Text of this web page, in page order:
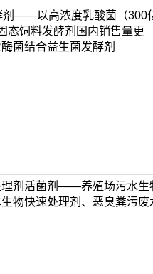
剂——以高浓度乳酸菌（300
态饲料发酵剂国内销售量更
菌结合益生菌发酵剂
理剂活菌剂——养殖场污水生
物快速处理剂、恶臭粪污废